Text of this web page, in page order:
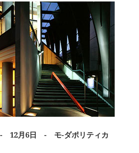
12月6日 - モ-ダポリティカ